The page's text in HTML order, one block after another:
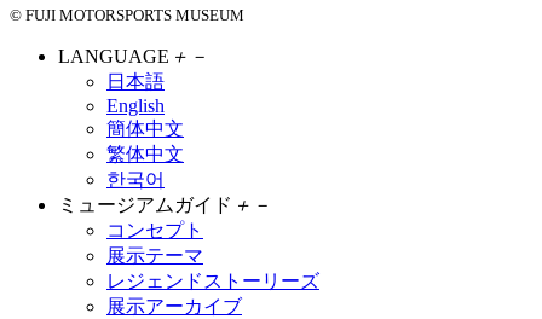
© FUJI MOTORSPORTS MUSEUM
LANGUAGE ＋ －
日本語
English
簡体中文
繁体中文
한국어
ミュージアムガイド ＋ －
コンセプト
展示テーマ
レジェンドストーリーズ
展示アーカイブ